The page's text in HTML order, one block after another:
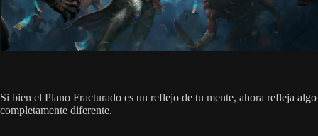
Si bien el Plano Fracturado es un reflejo de tu mente, ahora refleja algo
completamente diferente.